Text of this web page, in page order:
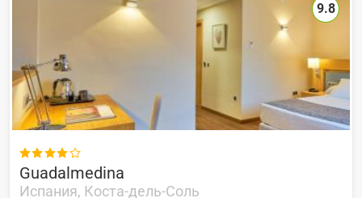

Guadalmedina
Испания, Коста-дель-Соль
9.8